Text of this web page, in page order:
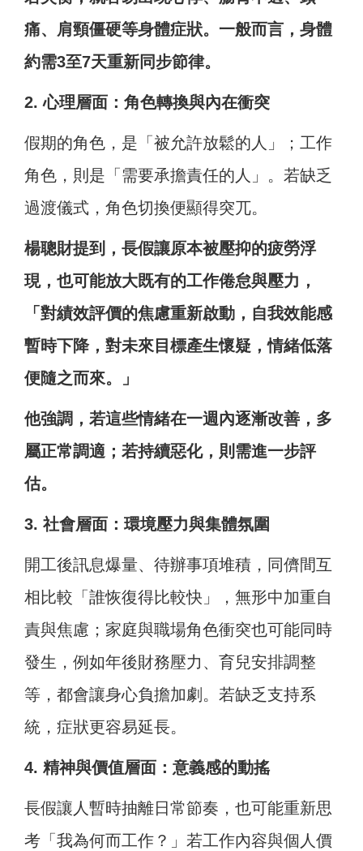
痛、肩頸僵硬等身體症狀。一般而言，身體
約需3至7天重新同步節律。
2. 心理層面：角色轉換與內在衝突
假期的角色，是「被允許放鬆的人」；工作
角色，則是「需要承擔責任的人」。若缺乏
過渡儀式，角色切換便顯得突兀。
楊聰財提到，長假讓原本被壓抑的疲勞浮
現，也可能放大既有的工作倦怠與壓力，
「對績效評價的焦慮重新啟動，自我效能感
暫時下降，對未來目標產生懷疑，情緒低落
便隨之而來。」
他強調，若這些情緒在一週內逐漸改善，多
屬正常調適；若持續惡化，則需進一步評
估。
3. 社會層面：環境壓力與集體氛圍
開工後訊息爆量、待辦事項堆積，同儕間互
相比較「誰恢復得比較快」，無形中加重自
責與焦慮；家庭與職場角色衝突也可能同時
發生，例如年後財務壓力、育兒安排調整
等，都會讓身心負擔加劇。若缺乏支持系
統，症狀更容易延長。
4. 精神與價值層面：意義感的動搖
長假讓人暫時抽離日常節奏，也可能重新思
考「我為何而工作？」若工作內容與個人價